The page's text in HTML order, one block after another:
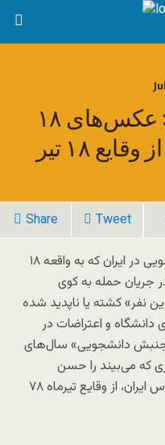
۱۸ سال پس از واقعه: عکس‌های
۱۸ تیر
Share Tweet
نزدیک به دو دهه از اعتراضات دانشجویی در ایران که به واقعه ۱۸
جریان حمله به کوی
در تیر ماه ۱۳۷۸ «چندین نفر» کشته یا ناپدید شده
و اعتراضات در
«جنبش دانشجویی» سال‌های
که می‌بیند را حسن
سربخشیان، از عکاسان خبری سرشناس ایران، از وقایع تیرماه ۷۸